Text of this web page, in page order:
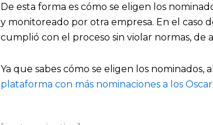
De esta forma es cómo se eligen los
y monitoreado por otra empresa. En el caso
cumplió con el proceso sin violar normas, de
Ya que sabes cómo se eligen los nominados,
plataforma con más nominaciones a los Oscar.